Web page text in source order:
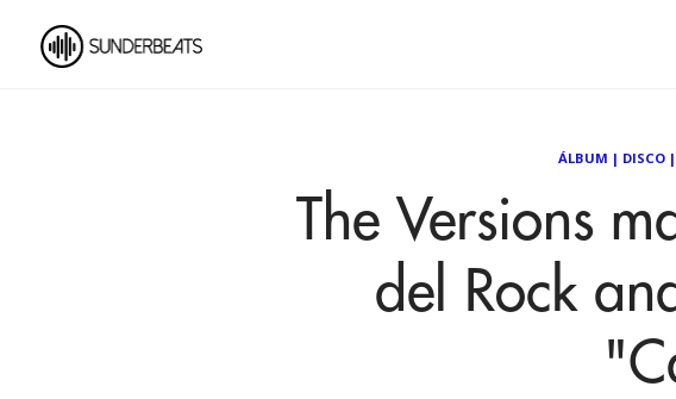
ÁLBUM | DISCO|
The Versions
del Rock